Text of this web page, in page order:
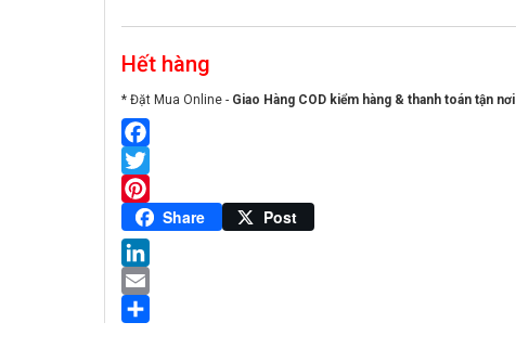
Hết hàng
* Đặt Mua Online - Giao Hàng COD kiểm hàng & thanh toán tận nơi
Facebook
Twitter
Pinterest
Share Post
LinkedIn
Email